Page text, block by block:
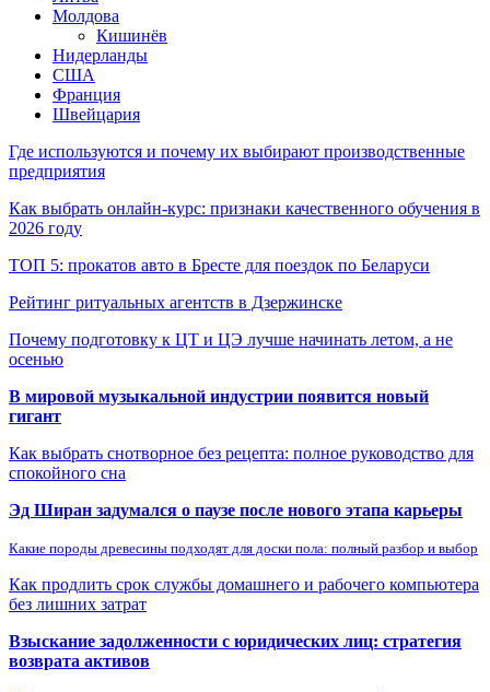
Молдова
Кишинёв
Нидерланды
США
Франция
Швейцария
Где используются и почему их выбирают производственные
предприятия
Как выбрать онлайн-курс: признаки качественного обучения в
2026 году
ТОП 5: прокатов авто в Бресте для поездок по Беларуси
Рейтинг ритуальных агентств в Дзержинске
Почему подготовку к ЦТ и ЦЭ лучше начинать летом, а не
осенью
В мировой музыкальной индустрии появится новый
гигант
Как выбрать снотворное без рецепта: полное руководство для
спокойного сна
Эд Ширан задумался о паузе после нового этапа карьеры
Какие породы древесины подходят для доски пола: полный разбор и выбор
Как продлить срок службы домашнего и рабочего компьютера
без лишних затрат
Взыскание задолженности с юридических лиц: стратегия
возврата активов